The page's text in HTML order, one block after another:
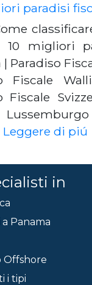
paradisi
10 migliori
| Paradiso
Fiscale
Fiscale
Leggere di piú
in
Panama
Offshore
i tipi